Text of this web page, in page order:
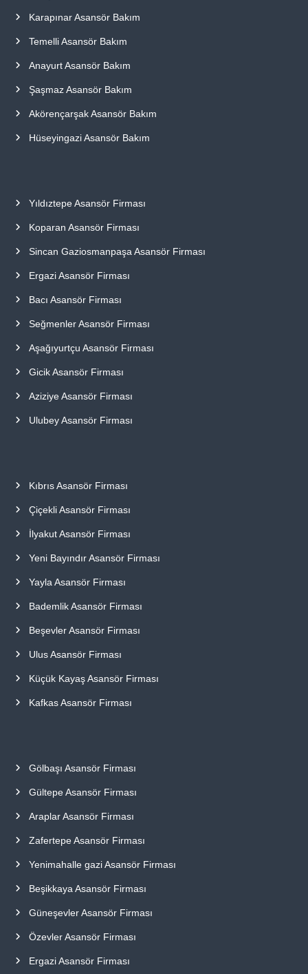
Karapınar Asansör Bakım
Temelli Asansör Bakım
Anayurt Asansör Bakım
Şaşmaz Asansör Bakım
Akörençarşak Asansör Bakım
Hüseyingazi Asansör Bakım
Yıldıztepe Asansör Firması
Koparan Asansör Firması
Sincan Gaziosmanpaşa Asansör Firması
Ergazi Asansör Firması
Bacı Asansör Firması
Seğmenler Asansör Firması
Aşağıyurtçu Asansör Firması
Gicik Asansör Firması
Aziziye Asansör Firması
Ulubey Asansör Firması
Kıbrıs Asansör Firması
Çiçekli Asansör Firması
İlyakut Asansör Firması
Yeni Bayındır Asansör Firması
Yayla Asansör Firması
Bademlik Asansör Firması
Beşevler Asansör Firması
Ulus Asansör Firması
Küçük Kayaş Asansör Firması
Kafkas Asansör Firması
Gölbaşı Asansör Firması
Gültepe Asansör Firması
Araplar Asansör Firması
Zafertepe Asansör Firması
Yenimahalle gazi Asansör Firması
Beşikkaya Asansör Firması
Güneşevler Asansör Firması
Özevler Asansör Firması
Ergazi Asansör Firması